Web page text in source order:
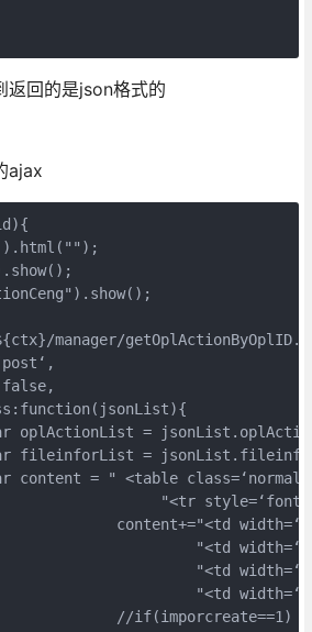
返回的是json格式的
ajax
manager/
oplActionList =
fileinforList =
content = " <table
"<tr
content+="<td
"<td
"<td
"<td
//if(imporcreate==1)